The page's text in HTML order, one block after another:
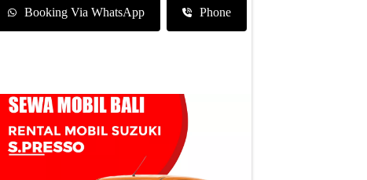
Booking Via WhatsApp Phone